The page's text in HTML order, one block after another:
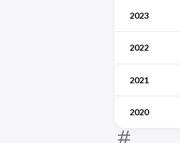
2023
2022
2021
2020